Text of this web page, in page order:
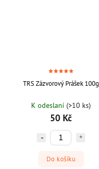
TRS Zázvorový Prášek 100g
K odeslaní (>10 ks)
50 Kč
Do košíku